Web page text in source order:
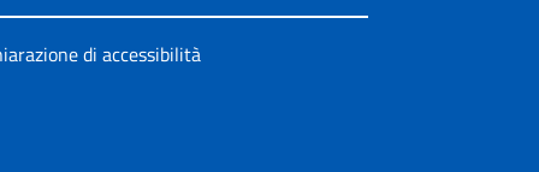
di accessibilità